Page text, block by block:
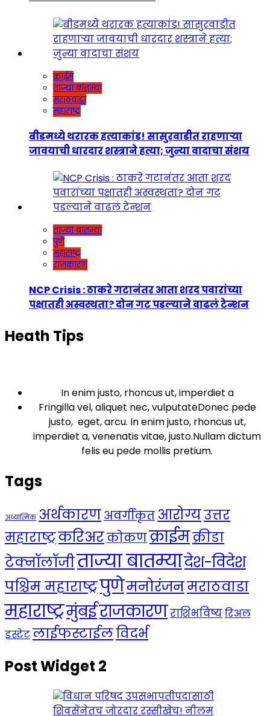
क्राईम
ताज्या बातम्या
मराठवाडा
महाराष्ट्र
बीडमध्ये थरारक हत्याकांड! सासुरवाडीत राहणाऱ्या
जावयाची धारदार शस्त्राने हत्या; जुन्या वादाचा संशय
ताज्या बातम्या
पुणे
महाराष्ट्र
राजकारण
NCP Crisis : ठाकरे गटानंतर आता शरद पवारांच्या
पक्षातही अस्वस्थता? दोन गट पडल्याने वाढलं टेन्शन
Heath Tips
In enim justo, rhoncus ut, imperdiet a
Fringilla vel, aliquet nec, vulputateDonec pede
justo, eget, arcu. In enim justo, rhoncus ut,
imperdiet a, venenatis vitae, justo.Nullam dictum
felis eu pede mollis pretium.
Tags
अध्यात्मिक अर्थकारणअवर्गीकृत आरोग्यउत्तर
महाराष्ट्रकरिअरकोकणक्राईमक्रीडा
टेक्नॉलॉजीताज्या बातम्यादेश-विदेश
पश्चिम महाराष्ट्रपुणेमनोरंजनमराठवाडा
महाराष्ट्रमुंबईराजकारणराशिभविष्यरिअल
इस्टेटलाईफस्टाईलविदर्भ
Post Widget 2